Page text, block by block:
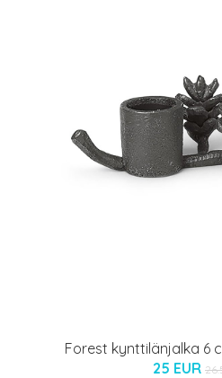
Forest kynttilänjalka 6
25 EUR